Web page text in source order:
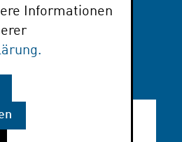
Informationen